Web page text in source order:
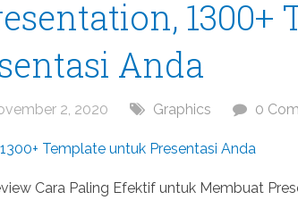
1300+
Anda
2, 2020 Graphics 0
Cara Paling Efektif untuk Membuat